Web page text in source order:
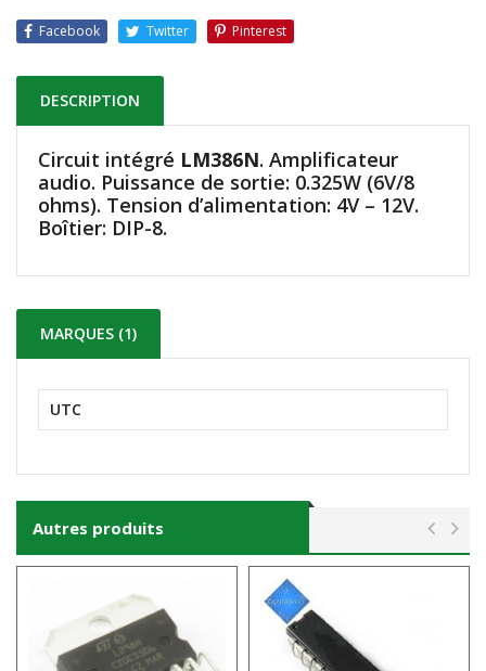
Facebook Twitter Pinterest
DESCRIPTION
Circuit intégré LM386N. Amplificateur
audio. Puissance de sortie: 0.325W (6V/8
ohms). Tension d’alimentation: 4V – 12V.
Boîtier: DIP-8.
MARQUES (1)
UTC
Autres produits